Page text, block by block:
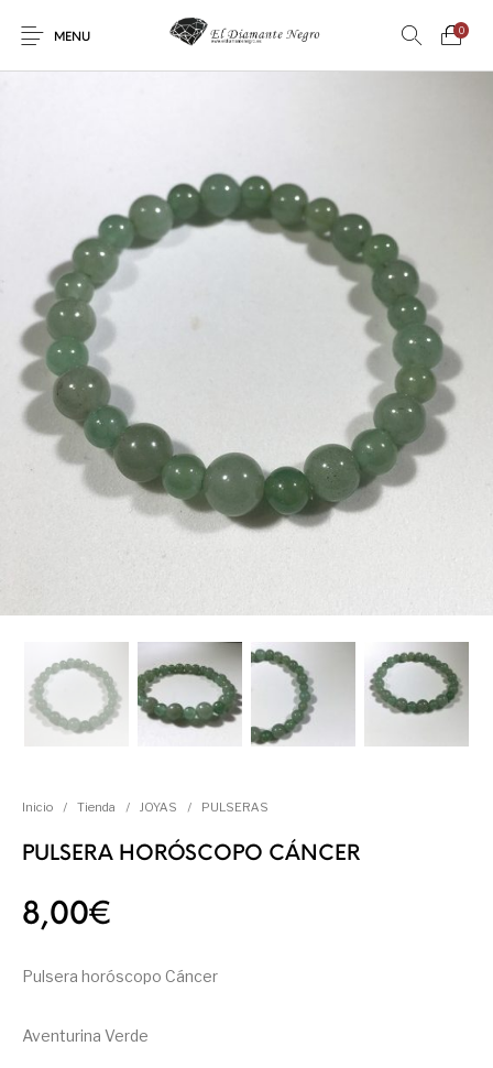
MENU
0
Novedades En oferta ! DECORACIÓN
ESOTERISMO METEORITOS
MINERALES
Inicio / Tienda / JOYAS / PULSERAS
PULSERA HORÓSCOPO CÁNCER
8,00€
Pulsera horóscopo Cáncer
Aventurina Verde